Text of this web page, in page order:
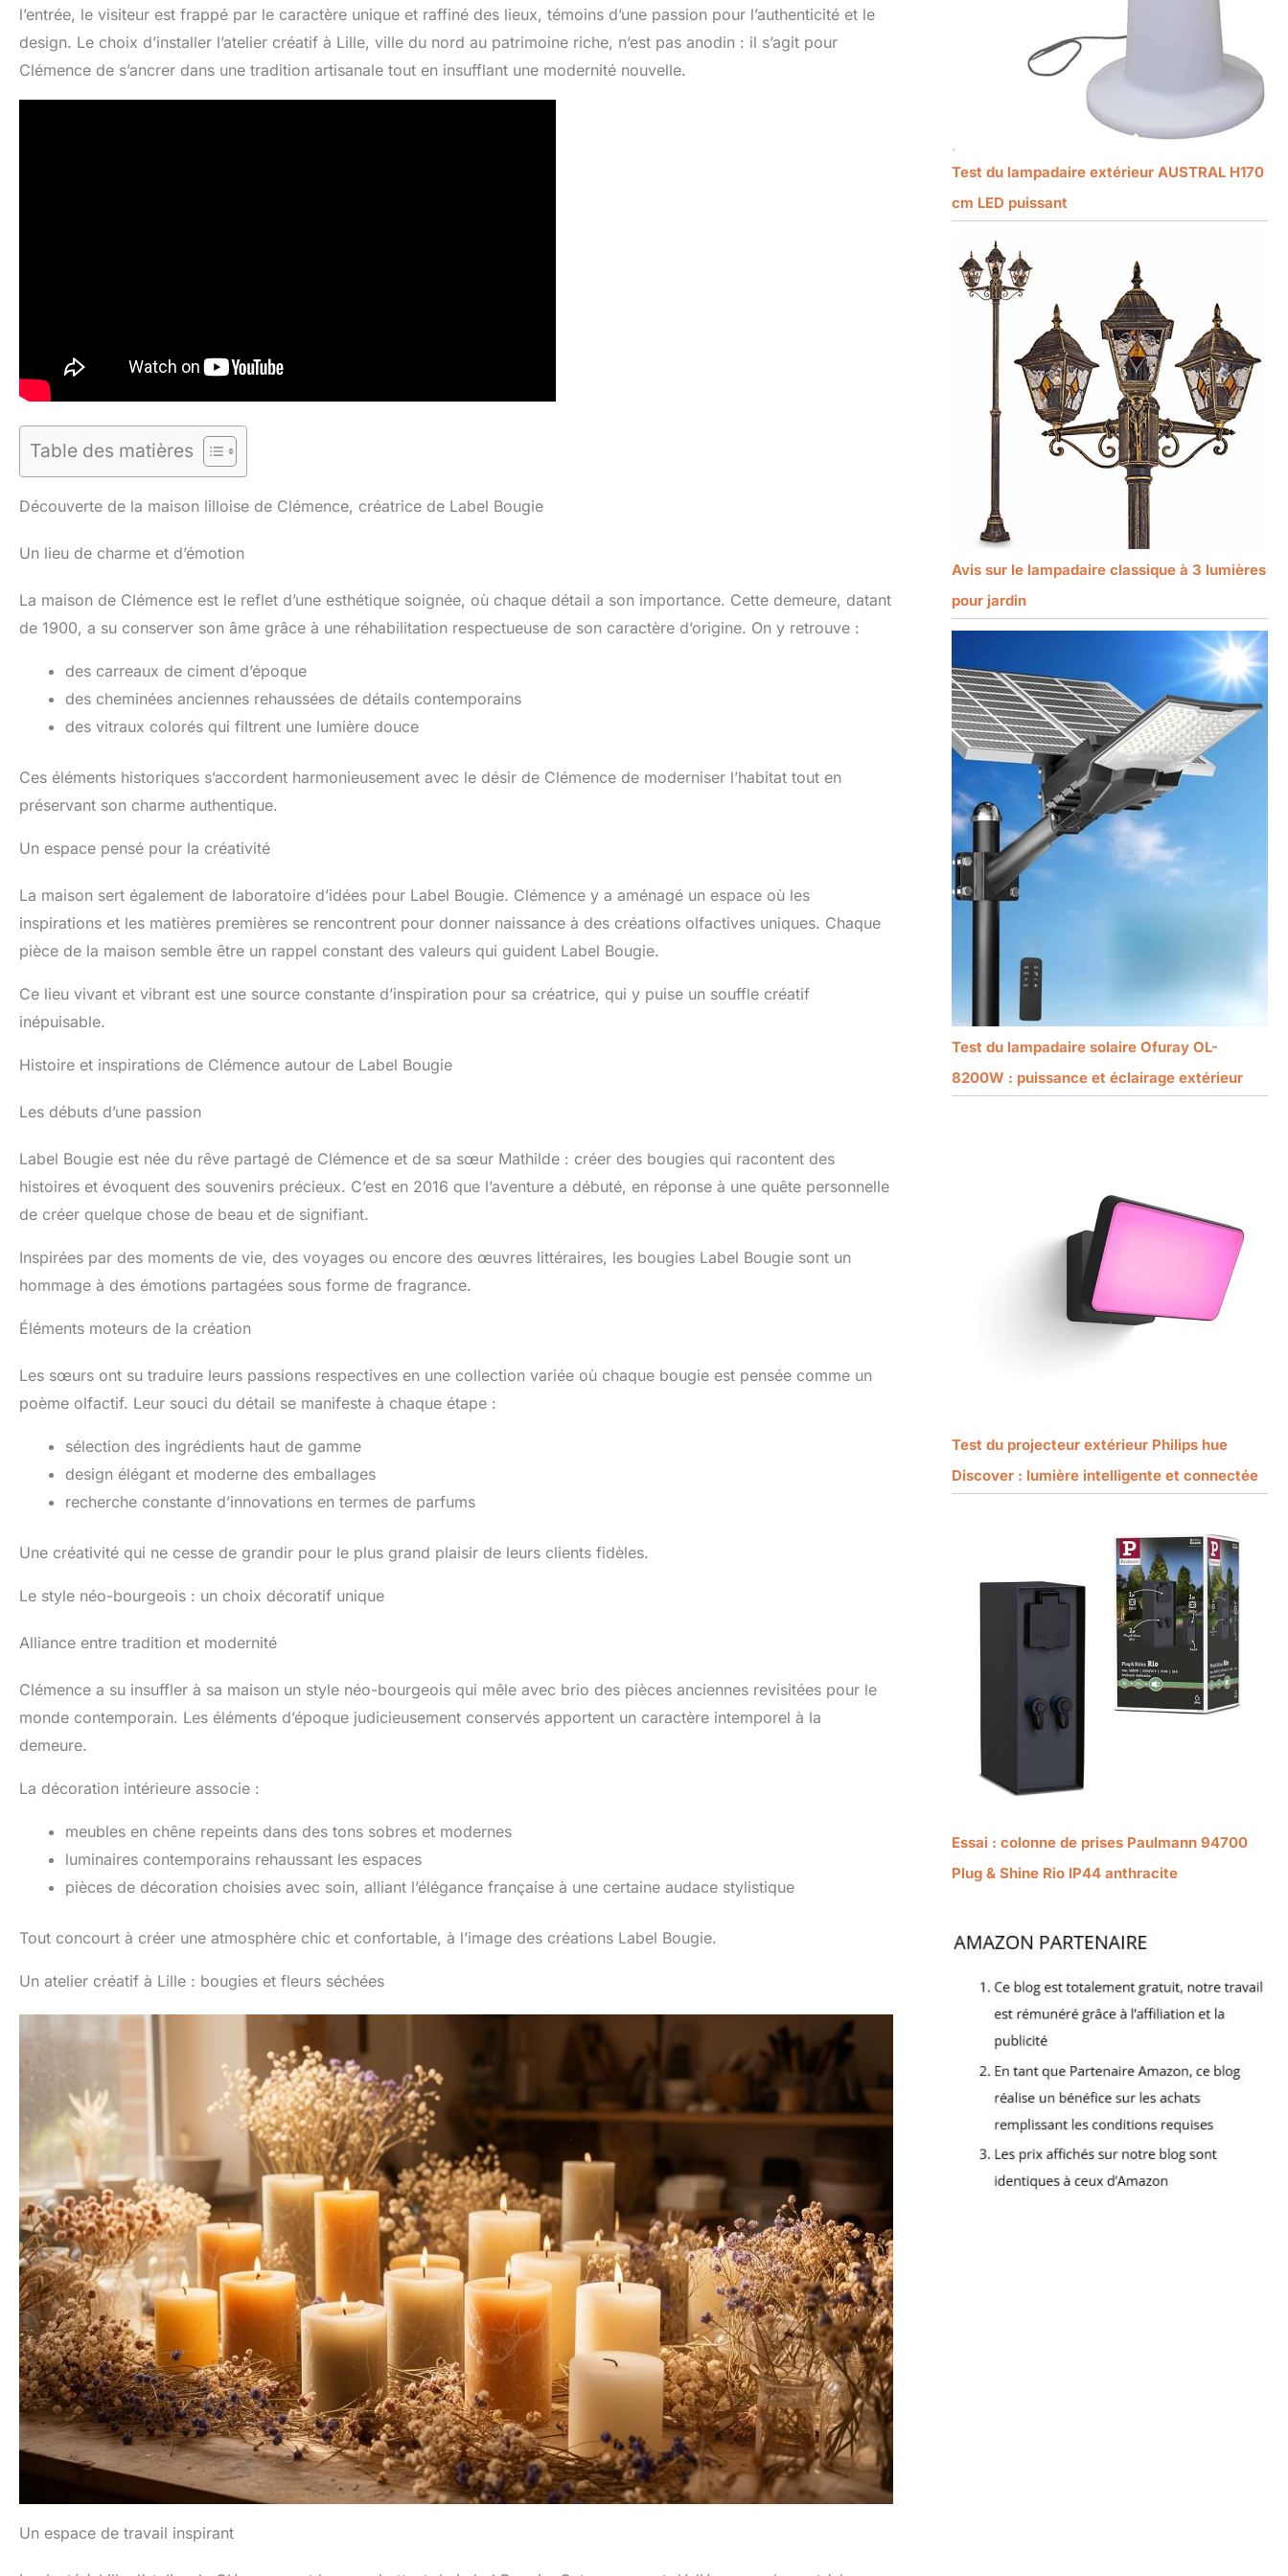
l’entrée, le visiteur est frappé par le caractère unique et raffiné des lieux, témoins d’une passion pour l’authenticité et le
design. Le choix d’installer l’atelier créatif à Lille, ville du nord au patrimoine riche, n’est pas anodin : il s’agit pour
Clémence de s’ancrer dans une tradition artisanale tout en insufflant une modernité nouvelle.
Table des matières
Découverte de la maison lilloise de Clémence, créatrice de Label Bougie
Un lieu de charme et d’émotion
La maison de Clémence est le reflet d’une esthétique soignée, où chaque détail a son importance. Cette demeure, datant
de 1900, a su conserver son âme grâce à une réhabilitation respectueuse de son caractère d’origine. On y retrouve :
des carreaux de ciment d’époque
des cheminées anciennes rehaussées de détails contemporains
des vitraux colorés qui filtrent une lumière douce
Ces éléments historiques s’accordent harmonieusement avec le désir de Clémence de moderniser l’habitat tout en
préservant son charme authentique.
Un espace pensé pour la créativité
La maison sert également de laboratoire d’idées pour Label Bougie. Clémence y a aménagé un espace où les
inspirations et les matières premières se rencontrent pour donner naissance à des créations olfactives uniques. Chaque
pièce de la maison semble être un rappel constant des valeurs qui guident Label Bougie.
Ce lieu vivant et vibrant est une source constante d’inspiration pour sa créatrice, qui y puise un souffle créatif
inépuisable.
Histoire et inspirations de Clémence autour de Label Bougie
Les débuts d’une passion
Label Bougie est née du rêve partagé de Clémence et de sa sœur Mathilde : créer des bougies qui racontent des
histoires et évoquent des souvenirs précieux. C’est en 2016 que l’aventure a débuté, en réponse à une quête personnelle
de créer quelque chose de beau et de signifiant.
Inspirées par des moments de vie, des voyages ou encore des œuvres littéraires, les bougies Label Bougie sont un
hommage à des émotions partagées sous forme de fragrance.
Éléments moteurs de la création
Les sœurs ont su traduire leurs passions respectives en une collection variée où chaque bougie est pensée comme un
poème olfactif. Leur souci du détail se manifeste à chaque étape :
sélection des ingrédients haut de gamme
design élégant et moderne des emballages
recherche constante d’innovations en termes de parfums
Une créativité qui ne cesse de grandir pour le plus grand plaisir de leurs clients fidèles.
Le style néo-bourgeois : un choix décoratif unique
Alliance entre tradition et modernité
Clémence a su insuffler à sa maison un style néo-bourgeois qui mêle avec brio des pièces anciennes revisitées pour le
monde contemporain. Les éléments d’époque judicieusement conservés apportent un caractère intemporel à la
demeure.
La décoration intérieure associe :
meubles en chêne repeints dans des tons sobres et modernes
luminaires contemporains rehaussant les espaces
pièces de décoration choisies avec soin, alliant l’élégance française à une certaine audace stylistique
Tout concourt à créer une atmosphère chic et confortable, à l’image des créations Label Bougie.
Un atelier créatif à Lille : bougies et fleurs séchées
Un espace de travail inspirant
Test du lampadaire extérieur AUSTRAL H170
cm LED puissant
Avis sur le lampadaire classique à 3 lumières
pour jardin
Test du lampadaire solaire Ofuray OL-
8200W : puissance et éclairage extérieur
Test du projecteur extérieur Philips hue
Discover : lumière intelligente et connectée
Essai : colonne de prises Paulmann 94700
Plug & Shine Rio IP44 anthracite